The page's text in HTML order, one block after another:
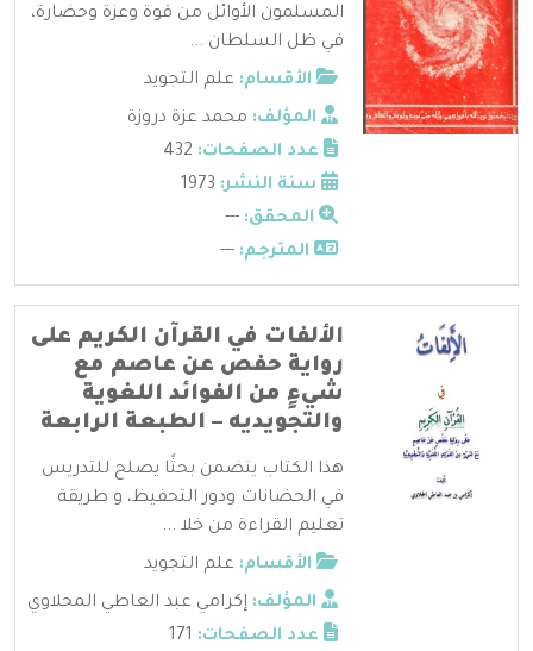
المسلمون الأوائل من قوة وعزة وحضارة،
في ظل السلطان ...
الأقسام: علم التجويد
المؤلف: محمد عزة دروزة
عدد الصفحات:
سنة النشر:
المحقق: ---
المترجم: ---
الألفات في القرآن الكريم على
رواية حفص عن عاصم مع
شيءٍ من الفوائد اللغوية
والتجويديه – الطبعة الرابعة
هذا الكتاب يتضمن بحثًا يصلح للتدريس
في الحضانات ودور التحفيظ، و طريقة
تعليم القراءة من خلا ...
الأقسام: علم التجويد
المؤلف: إكرامي عبد العاطي المحلاوي
عدد الصفحات: